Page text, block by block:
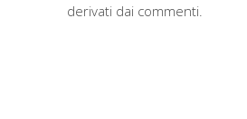
derivati dai commenti.